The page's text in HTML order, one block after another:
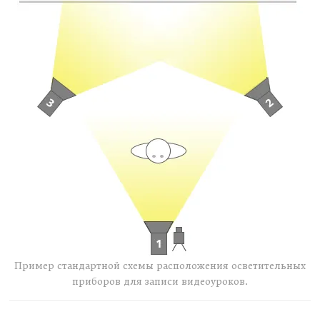
Пример стандартной схемы расположения осветительных
приборов для записи видеоуроков.